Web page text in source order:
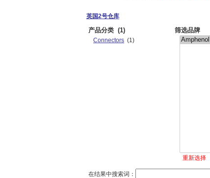
英国2号仓库
产品分类 (1)
Connectors (1)
筛选品牌
重新选择
在结果中搜索词：